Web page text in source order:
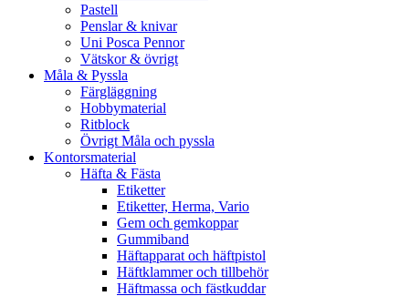
Pastell
Penslar & knivar
Uni Posca Pennor
Vätskor & övrigt
Måla & Pyssla
Färgläggning
Hobbymaterial
Ritblock
Övrigt Måla och pyssla
Kontorsmaterial
Häfta & Fästa
Etiketter
Etiketter, Herma, Vario
Gem och gemkoppar
Gummiband
Häftapparat och häftpistol
Häftklammer och tillbehör
Häftmassa och fästkuddar